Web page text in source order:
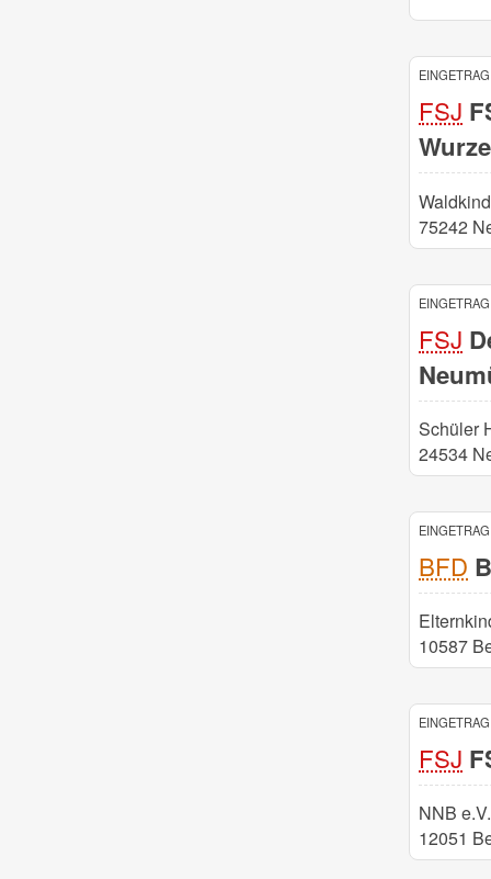
FSJ
75242
FSJ
Schüler
24534
BFD
10587
FSJ
NNB e.V.
12051